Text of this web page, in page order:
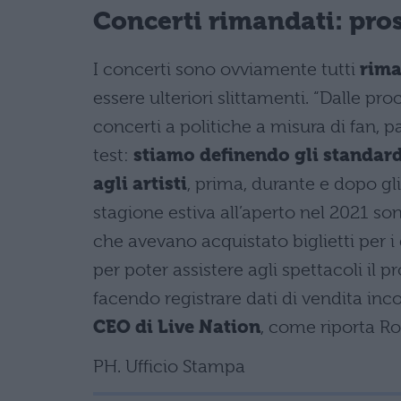
Concerti rimandati:
I concerti sono ovviamente tutti
essere ulteriori slittamenti. “Dalle
concerti a politiche a misura di fan,
test: stiamo definendo gli
agli artisti, prima, durante e dopo
stagione estiva all’aperto nel 2021
che avevano acquistato biglietti per
per poter assistere agli spettacoli il
facendo registrare dati di vendita
CEO di Live Nation, come riporta
PH. Ufficio Stampa